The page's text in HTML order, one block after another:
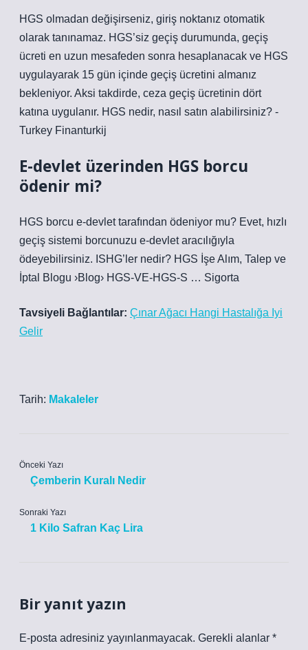
HGS olmadan değişirseniz, giriş noktanız otomatik
olarak tanınamaz. HGS’siz geçiş durumunda, geçiş
ücreti en uzun mesafeden sonra hesaplanacak ve HGS
uygulayarak 15 gün içinde geçiş ücretini almanız
bekleniyor. Aksi takdirde, ceza geçiş ücretinin dört
katına uygulanır. HGS nedir, nasıl satın alabilirsiniz? -
Turkey Finanturkij
E-devlet üzerinden HGS borcu
ödenir mi?
HGS borcu e-devlet tarafından ödeniyor mu? Evet, hızlı
geçiş sistemi borcunuzu e-devlet aracılığıyla
ödeyebilirsiniz. ISHG’ler nedir? HGS İşe Alım, Talep ve
İptal Blogu ›Blog› HGS-VE-HGS-S … Sigorta
Tavsiyeli Bağlantılar: Çınar Ağacı Hangi Hastalığa Iyi
Gelir
Tarih: Makaleler
Önceki Yazı
Çemberin Kuralı Nedir
Sonraki Yazı
1 Kilo Safran Kaç Lira
Bir yanıt yazın
E-posta adresiniz yayınlanmayacak. Gerekli alanlar *